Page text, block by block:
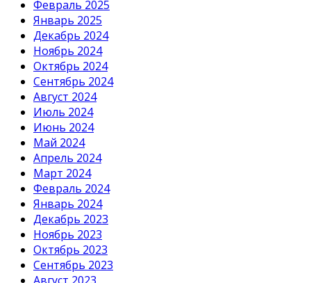
Февраль 2025
Январь 2025
Декабрь 2024
Ноябрь 2024
Октябрь 2024
Сентябрь 2024
Август 2024
Июль 2024
Июнь 2024
Май 2024
Апрель 2024
Март 2024
Февраль 2024
Январь 2024
Декабрь 2023
Ноябрь 2023
Октябрь 2023
Сентябрь 2023